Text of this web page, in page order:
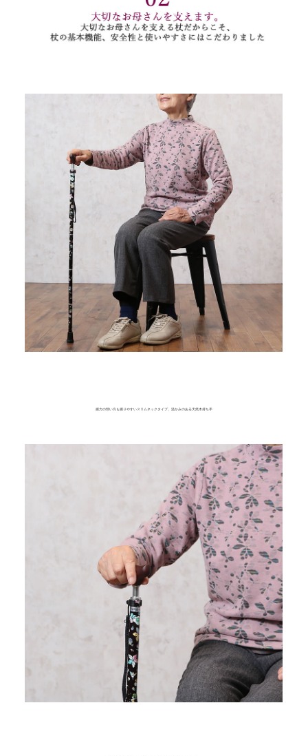
握力の弱い方も握りやすいスリムネックタイプ。温かみのある天然木持ち手